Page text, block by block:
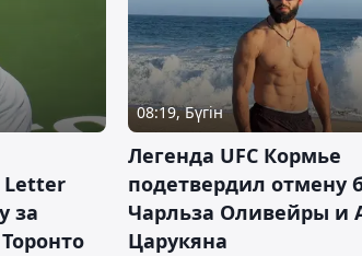
Letter
за
08:19, Бүгін
Легенда UFC Кормье
подетвердил отмену
Чарльза Оливейры и
Царукяна